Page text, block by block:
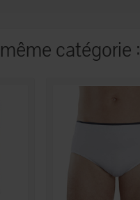
catégorie :